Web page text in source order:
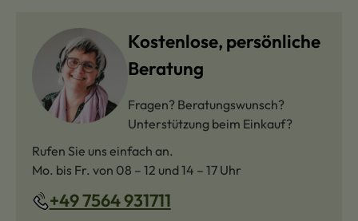
Kostenlose, persönliche
Beratung
Fragen? Beratungswunsch?
Unterstützung beim Einkauf?
Rufen Sie uns einfach an.
Mo. bis Fr. von 08 – 12 und 14 – 17 Uhr
+49 7564 931711